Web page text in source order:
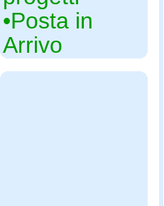
•‎Posta in
Arrivo